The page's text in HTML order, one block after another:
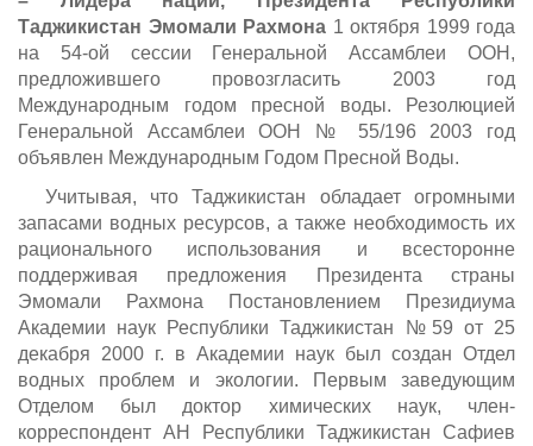
Таджикистан Эмомали Рахмона 1 октября 1999 года
на 54-ой сессии Генеральной Ассамблеи ООН,
предложившего провозгласить 2003 год
Международным годом пресной воды. Резолюцией
Генеральной Ассамблеи ООН № 55/196 2003 год
объявлен Международным Годом Пресной Воды.
Учитывая, что Таджикистан обладает огромными
запасами водных ресурсов, а также необходимость их
рационального использования и всесторонне
поддерживая предложения Президента страны
Эмомали Рахмона Постановлением Президиума
Академии наук Республики Таджикистан №59 от 25
декабря 2000 г. в Академии наук был создан Отдел
водных проблем и экологии. Первым заведующим
Отделом был доктор химических наук, член-
корреспондент АН Республики Таджикистан Сафиев